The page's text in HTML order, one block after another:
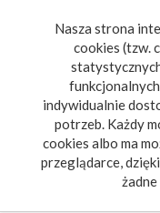
Nasza strona
cookies (tzw.
indywidualnie
potrzeb. Każdy
cookies albo ma
przeglądarce,